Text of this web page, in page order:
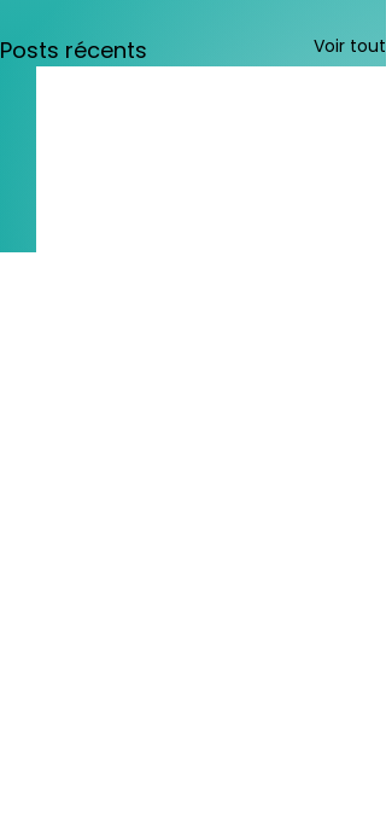
Posts récents Voir tout